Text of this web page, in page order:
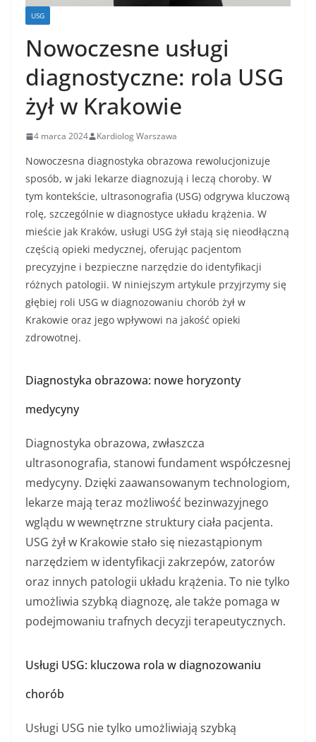
USG
Nowoczesne usługi
diagnostyczne: rola USG
żył w Krakowie
4 marca 2024 Kardiolog Warszawa
Nowoczesna diagnostyka obrazowa rewolucjonizuje
sposób, w jaki lekarze diagnozują i leczą choroby. W
tym kontekście, ultrasonografia (USG) odgrywa kluczową
rolę, szczególnie w diagnostyce układu krążenia. W
mieście jak Kraków, usługi USG żył stają się nieodłączną
częścią opieki medycznej, oferując pacjentom
precyzyjne i bezpieczne narzędzie do identyfikacji
różnych patologii. W niniejszym artykule przyjrzymy się
głębiej roli USG w diagnozowaniu chorób żył w
Krakowie oraz jego wpływowi na jakość opieki
zdrowotnej.
Diagnostyka obrazowa: nowe horyzonty
medycyny
Diagnostyka obrazowa, zwłaszcza
ultrasonografia, stanowi fundament współczesnej
medycyny. Dzięki zaawansowanym technologiom,
lekarze mają teraz możliwość bezinwazyjnego
wglądu w wewnętrzne struktury ciała pacjenta.
USG żył w Krakowie stało się niezastąpionym
narzędziem w identyfikacji zakrzepów, zatorów
oraz innych patologii układu krążenia. To nie tylko
umożliwia szybką diagnozę, ale także pomaga w
podejmowaniu trafnych decyzji terapeutycznych.
Usługi USG: kluczowa rola w diagnozowaniu
chorób
Usługi USG nie tylko umożliwiają szybką